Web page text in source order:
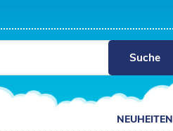
Suche
NEUHEITEN